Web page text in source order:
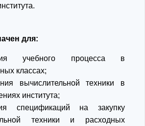
для:
учебного процесса в
классах;
вычислительной техники в
института;
спецификаций на закупку
техники и расходных